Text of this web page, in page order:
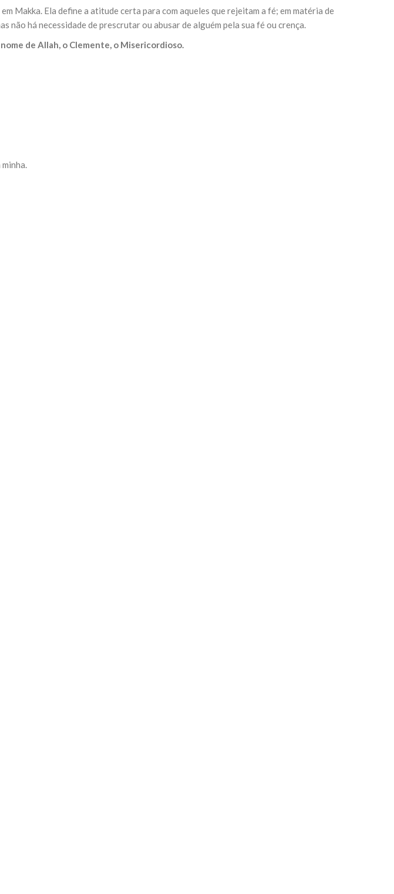
NOTÍCIAS
3 DE JULHO DE 2014
Relações Exteriores da República Islâmica do Irã
Makka. Ela define a atitude certa para com aqueles que rejeitam a fé; em matéria de
não há necessidade de prescrutar ou abusar de alguém pela sua fé ou crença.
nome de Allah, o Clemente, o Misericordioso.